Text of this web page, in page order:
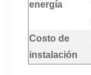
energía
Costo de
instalación